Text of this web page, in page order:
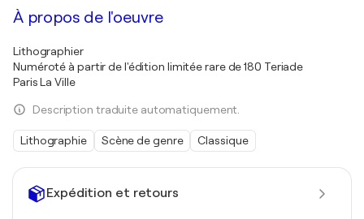
Expédition et retours
À propos de l'oeuvre
Lithographier
Numéroté à partir de l'édition limitée rare de 180 Teriade
Paris La Ville
Description traduite automatiquement.
Lithographie Scène de genre Classique